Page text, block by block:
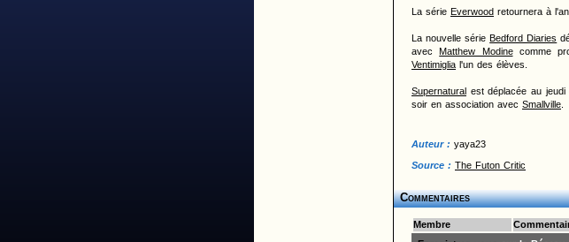
La série Everwood retournera à
La nouvelle sérieBedford Diaries
avecMatthew Modinecomme
Ventimiglia l'un des élèves.
Supernatural est déplacée au
soir en association avec Smallville
Auteur : yaya23
Source : The Futon Critic
Commentaires
Membre